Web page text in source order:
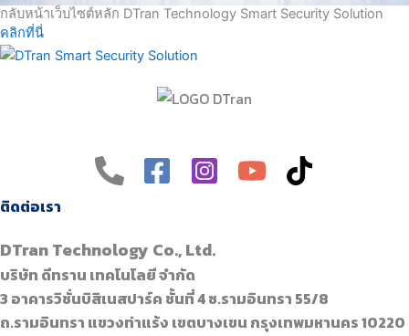
กลับหน้าเว็บไซต์หลัก DTran Technology Smart Security Solution
คลิกที่นี่
ติดต่อเรา
DTran Technology Co., Ltd.
บริษัท ดีทราน เทคโนโลยี จำกัด
3 อาคารวิชั่นบิสิเนสปาร์ค ชั้นที่ 4 ซ.รามอินทรา 55/8
ถ.รามอินทรา แขวงท่าแร้ง เขตบางเขน กรุงเทพมหานคร 10220